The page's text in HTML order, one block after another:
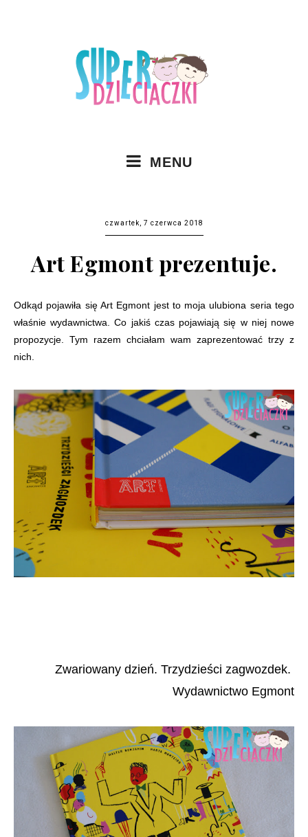
MENU
czwartek, 7 czerwca 2018
Art Egmont prezentuje.
Odkąd pojawiła się Art Egmont jest to moja ulubiona seria tego
właśnie wydawnictwa. Co jakiś czas pojawiają się w niej nowe
propozycje. Tym razem chciałam wam zaprezentować trzy z
nich.
Zwariowany dzień. Trzydzieści zagwozdek.
Wydawnictwo Egmont